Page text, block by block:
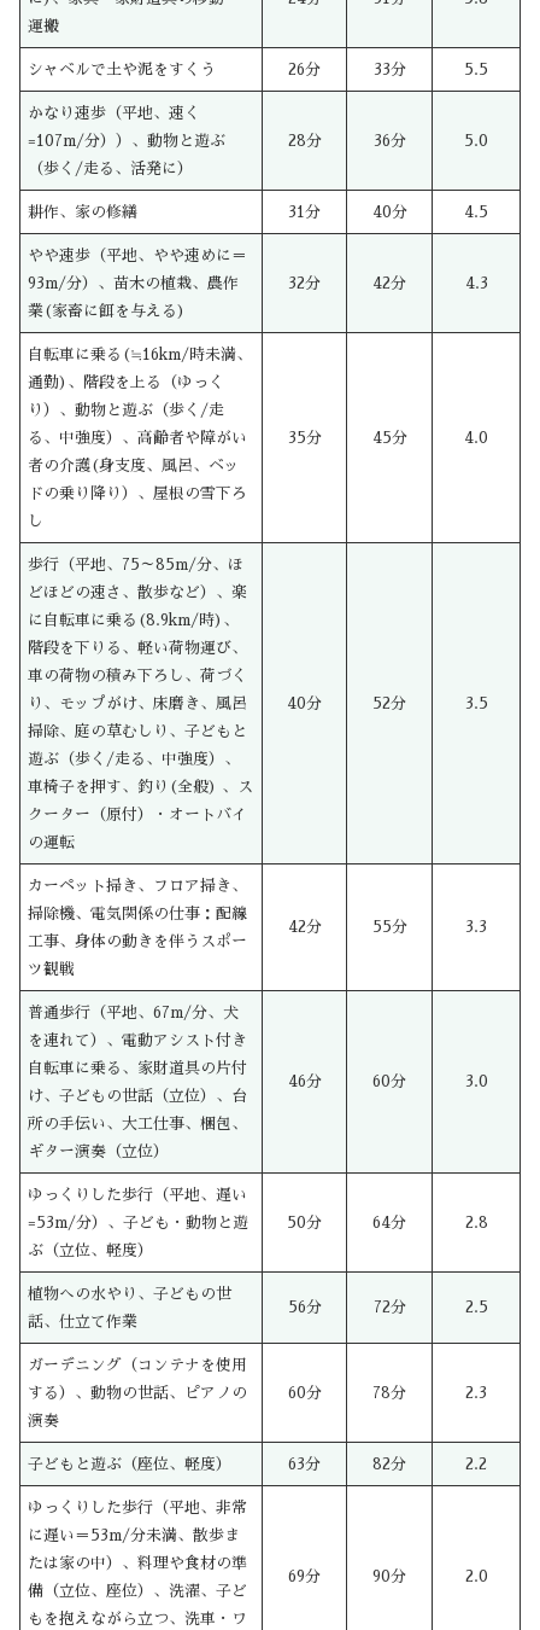
運搬
シャベルで土や泥をすくう 26分 33分 5.5
かなり速歩（平地、速く
=107m/分））、動物と遊ぶ
（歩く/走る、活発に）
28分 36分 5.0
耕作、家の修繕 31分 40分 4.5
やや速歩（平地、やや速めに＝
93m/分）、苗木の植栽、農作
業(家畜に餌を与える)
32分 42分 4.3
自転車に乗る(≒16km/時未満、
通勤)、階段を上る（ゆっく
り）、動物と遊ぶ（歩く/走
る、中強度）、高齢者や障がい
者の介護(身支度、風呂、ベッ
ドの乗り降り）、屋根の雪下ろ
し
35分 45分 4.0
歩行（平地、75～85m/分、ほ
どほどの速さ、散歩など）、楽
に自転車に乗る(8.9km/時)、
階段を下りる、軽い荷物運び、
車の荷物の積み下ろし、荷づく
り、モップがけ、床磨き、風呂
掃除、庭の草むしり、子どもと
遊ぶ（歩く/走る、中強度）、
車椅子を押す、釣り(全般) 、ス
クーター（原付）・オートバイ
の運転
40分 52分 3.5
カーペット掃き、フロア掃き、
掃除機、電気関係の仕事：配線
工事、身体の動きを伴うスポー
ツ観戦
42分 55分 3.3
普通歩行（平地、67m/分、犬
を連れて）、電動アシスト付き
自転車に乗る、家財道具の片付
け、子どもの世話（立位）、台
所の手伝い、大工仕事、梱包、
ギター演奏（立位）
46分 60分 3.0
ゆっくりした歩行（平地、遅い
=53m/分）、子ども・動物と遊
ぶ（立位、軽度）
50分 64分 2.8
植物への水やり、子どもの世
話、仕立て作業
56分 72分 2.5
ガーデニング（コンテナを使用
する）、動物の世話、ピアノの
演奏
60分 78分 2.3
子どもと遊ぶ（座位、軽度） 63分 82分 2.2
ゆっくりした歩行（平地、非常
に遅い＝53m/分未満、散歩ま
たは家の中）、料理や食材の準
備（立位、座位）、洗濯、子ど
もを抱えながら立つ、洗車・ワ
69分 90分 2.0